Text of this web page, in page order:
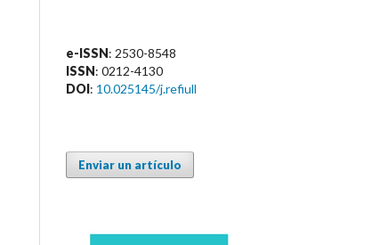
e-ISSN: 2530-8548
ISSN: 0212-4130
DOI: 10.025145/j.refiull
Enviar un artículo